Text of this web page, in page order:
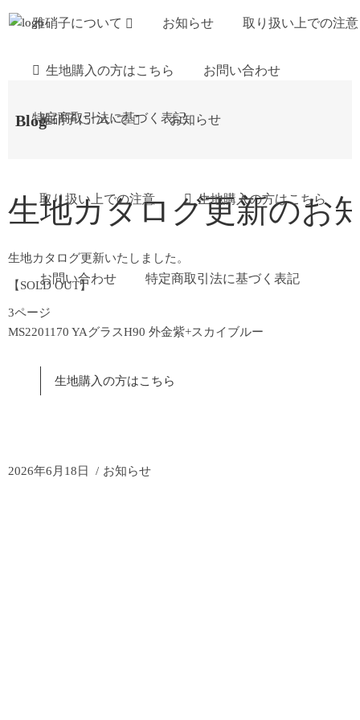
雅硝子について お知らせ
取り扱い上での注意 生地購入の方はこちら
お問い合わせ 特定商取引法に基づく表記
雅硝子について お知らせ 取り扱い上での注意
生地購入の方はこちら お問い合わせ
特定商取引法に基づく表記
Blog
生地カタログ更新のお
生地カタログ更新いたしました。
【SOLD OUT】
3ページ
MS2201170 YAグラスH90 外金紫+スカイブルー
生地購入の方はこちら
2026年6月18日 お知らせ